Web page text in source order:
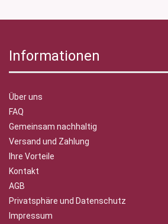
Informationen
Über uns
FAQ
Gemeinsam nachhaltig
Versand und Zahlung
Ihre Vorteile
Kontakt
AGB
Privatsphäre und Datenschutz
Impressum